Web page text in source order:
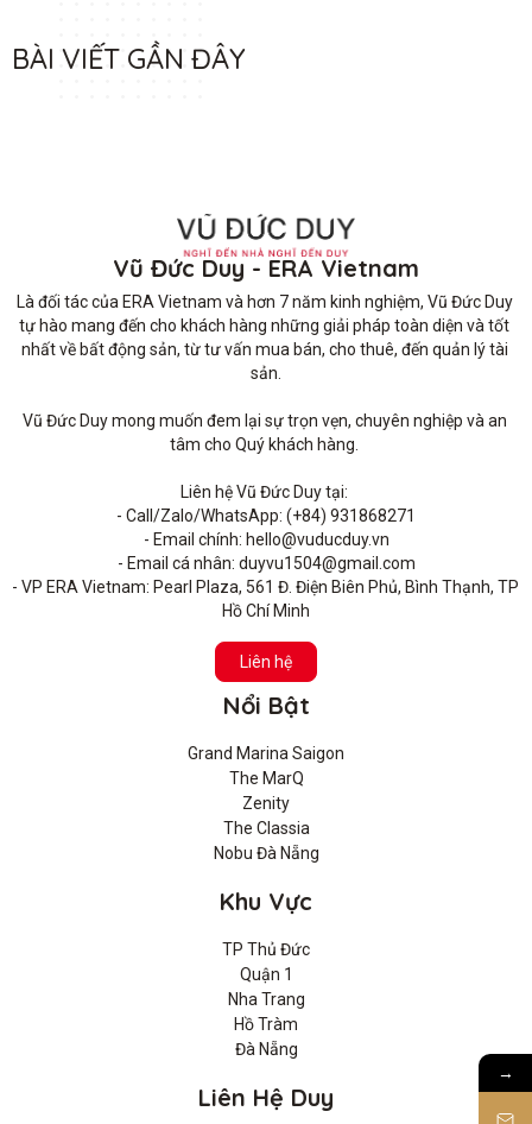
BÀI VIẾT GẦN ĐÂY
Vũ Đức Duy - ERA Vietnam
Là đối tác của ERA Vietnam và hơn 7 năm kinh nghiệm, Vũ Đức Duy
tự hào mang đến cho khách hàng những giải pháp toàn diện và tốt
nhất về bất động sản, từ tư vấn mua bán, cho thuê, đến quản lý tài
sản.
Vũ Đức Duy mong muốn đem lại sự trọn vẹn, chuyên nghiệp và an
tâm cho Quý khách hàng.
Liên hệ Vũ Đức Duy tại:
- Call/Zalo/WhatsApp: (+84) 931868271
- Email chính: hello@vuducduy.vn
- Email cá nhân: duyvu1504@gmail.com
- VP ERA Vietnam: Pearl Plaza, 561 Đ. Điện Biên Phủ, Bình Thạnh, TP
Hồ Chí Minh
Liên hệ
Nổi Bật
Grand Marina Saigon
The MarQ
Zenity
The Classia
Nobu Đà Nẵng
Khu Vực
TP Thủ Đức
Quận 1
Nha Trang
Hồ Tràm
Đà Nẵng
Liên Hệ Duy
→